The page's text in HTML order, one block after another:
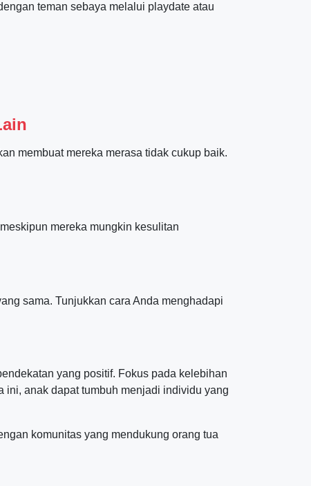
teman sebaya melalui playdate atau
membuat mereka merasa tidak cukup baik.
mereka mungkin kesulitan
sama. Tunjukkan cara Anda menghadapi
yang positif. Fokus pada kelebihan
anak dapat tumbuh menjadi individu yang
komunitas yang mendukung orang tua